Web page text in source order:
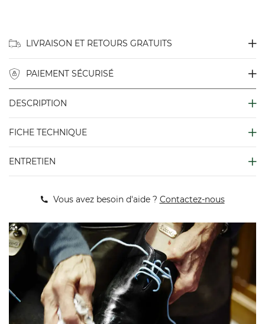
LIVRAISON ET RETOURS GRATUITS
PAIEMENT SÉCURISÉ
DESCRIPTION
FICHE TECHNIQUE
ENTRETIEN
Vous avez besoin d'aide ? Contactez-nous